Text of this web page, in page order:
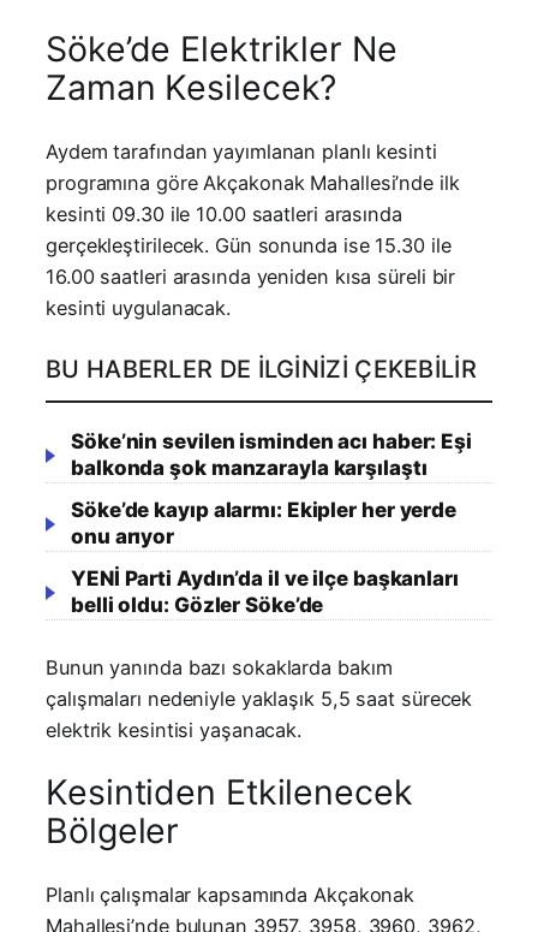
Söke’de Elektrikler Ne
Zaman Kesilecek?
Aydem tarafından yayımlanan planlı kesinti
programına göre Akçakonak Mahallesi’nde ilk
kesinti 09.30 ile 10.00 saatleri arasında
gerçekleştirilecek. Gün sonunda ise 15.30 ile
16.00 saatleri arasında yeniden kısa süreli bir
kesinti uygulanacak.
BU HABERLER DE İLGINIZI ÇEKEBILIR
Söke’nin sevilen isminden acı haber: Eşi
balkonda şok manzarayla karşılaştı
Söke’de kayıp alarmı: Ekipler her yerde
onu arıyor
YENİ Parti Aydın’da il ve ilçe başkanları
belli oldu: Gözler Söke’de
Bunun yanında bazı sokaklarda bakım
çalışmaları nedeniyle yaklaşık 5,5 saat sürecek
elektrik kesintisi yaşanacak.
Kesintiden Etkilenecek
Bölgeler
Planlı çalışmalar kapsamında Akçakonak
Mahallesi’nde bulunan 3957, 3958, 3960, 3962,